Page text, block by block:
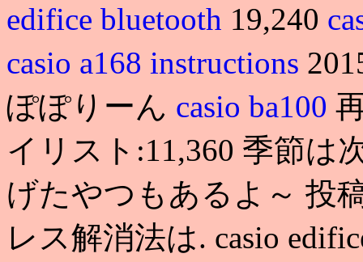
edifice bluetooth 19,240
casio a168 instructions
ぽぽりーん casio ba100
イリスト:11,360 季節は
げたやつもあるよ～ 投
レス解消法は. casio